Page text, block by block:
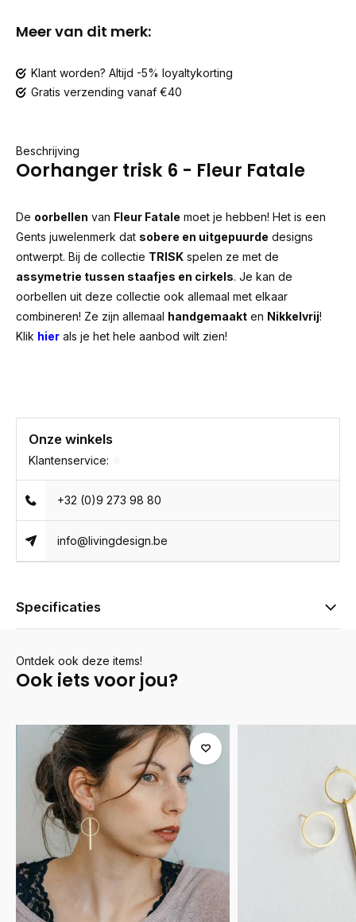
Meer van dit merk:
Klant worden? Altijd -5% loyaltykorting
Gratis verzending vanaf €40
Beschrijving
Oorhanger trisk 6 - Fleur Fatale
De oorbellen van Fleur Fatale moet je hebben! Het is een
Gents juwelenmerk dat sobere en uitgepuurde designs
ontwerpt. Bij de collectie TRISK spelen ze met de
assymetrie tussen staafjes en cirkels. Je kan de
oorbellen uit deze collectie ook allemaal met elkaar
combineren! Ze zijn allemaal handgemaakt en Nikkelvrij!
Klik hier als je het hele aanbod wilt zien!
Onze winkels
Klantenservice:
+32 (0)9 273 98 80
info@livingdesign.be
Specificaties
Ontdek ook deze items!
Ook iets voor jou?